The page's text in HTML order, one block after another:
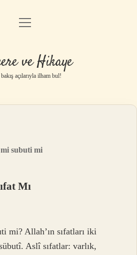
Anasayfa
Yasal Uyarı
menüyü
ve Hikaye
açılarıyla ilham bul!
subuti mi
Mı
mi? Allah’ın sıfatları iki
Aslî sıfatlar: varlık,